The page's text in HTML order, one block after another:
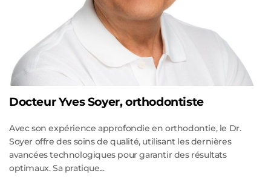
Docteur Yves Soyer, orthodontiste
Avec son expérience approfondie en orthodontie, le Dr.
Soyer offre des soins de qualité, utilisant les dernières
avancées technologiques pour garantir des résultats
optimaux. Sa pratique...